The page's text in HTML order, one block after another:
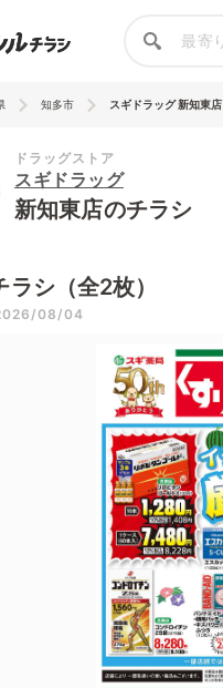
知多市 スギドラッグ 新知東店
ドラッグストア
スギドラッグ
新知東店のチラシ
シ（全2枚）
08/04